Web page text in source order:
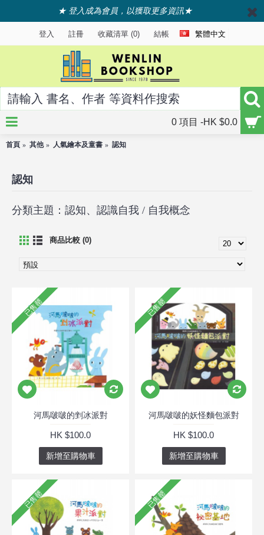
★ 登入成為會員，以獲取更多資訊★
登入 註冊 收藏清單 (0) 結帳 繁體中文
0 項目 -HK $0.0
首頁 其他 人氣繪本及童書 認知
認知
分類主題：認知、認識自我 / 自我概念
商品比較 (0)
已售罄
河馬啵啵的剉冰派對
HK $100.0
新增至購物車
已售罄
河馬啵啵的妖怪麵包派對
HK $100.0
新增至購物車
已售罄 已售罄